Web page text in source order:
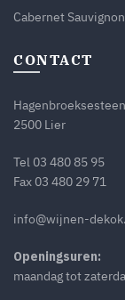
Cabernet Sauvignon
CONTACT
2500 Lier
Tel 03 480 85 95
Fax 03 480 29 71
info@wijnen-
Openingsuren:
maandag tot